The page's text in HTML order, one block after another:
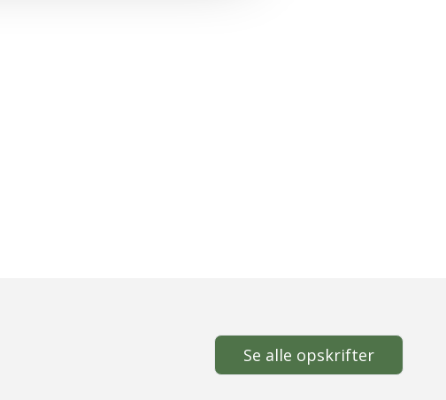
Se alle opskrifter